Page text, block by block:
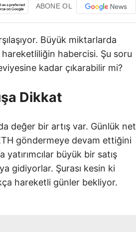
ABONE OL
Büyük miktarlarda
hareketliliğin habercisi. Şu soru
kadar çıkarabilir mi?
Dikkat
değer bir artış var. Günlük net
ETH göndermeye devam ettiğini
büyük bir satış
gidiyorlar. Şurası kesin ki
hareketli günler bekliyor.